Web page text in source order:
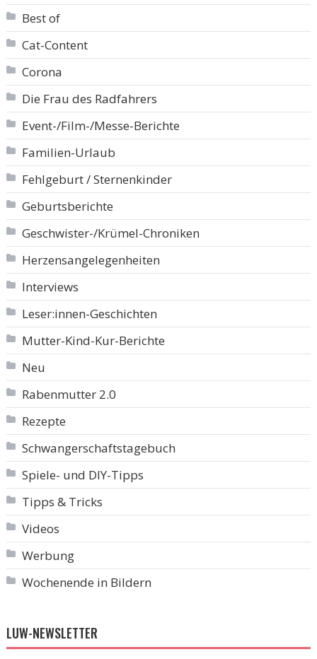
Best of
Cat-Content
Corona
Die Frau des Radfahrers
Event-/Film-/Messe-Berichte
Familien-Urlaub
Fehlgeburt / Sternenkinder
Geburtsberichte
Geschwister-/Krümel-Chroniken
Herzensangelegenheiten
Interviews
Leser:innen-Geschichten
Mutter-Kind-Kur-Berichte
Neu
Rabenmutter 2.0
Rezepte
Schwangerschaftstagebuch
Spiele- und DIY-Tipps
Tipps & Tricks
Videos
Werbung
Wochenende in Bildern
LUW-NEWSLETTER